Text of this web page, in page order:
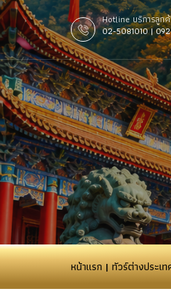
Hotline บริการลูก
02-5081010 |
หน้าแรก|ทัวร์ต่างประเ